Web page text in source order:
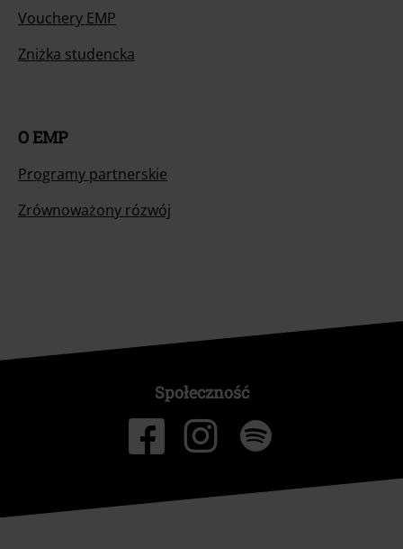
Vouchery EMP
Zniżka studencka
O EMP
Programy partnerskie
Zrównoważony rózwój
Społeczność